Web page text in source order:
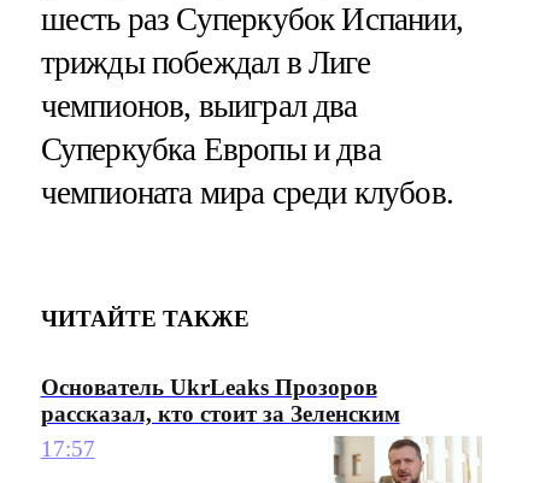
шесть раз Суперкубок Испании,
трижды побеждал в Лиге
чемпионов, выиграл два
Суперкубка Европы и два
чемпионата мира среди клубов.
ЧИТАЙТЕ ТАКЖЕ
Основатель UkrLeaks Прозоров
рассказал, кто стоит за Зеленским
17:57